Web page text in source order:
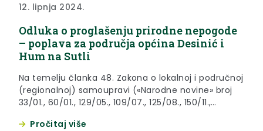
12. lipnja 2024.
Odluka o proglašenju prirodne nepogode
– poplava za područja općina Desinić i
Hum na Sutli
Na temelju članka 48. Zakona o lokalnoj i područnoj
(regionalnoj) samoupravi («Narodne novine» broj
33/01., 60/01., 129/05., 109/07., 125/08., 150/11.,
23. Zakona o ublažavanju i uklanjanju posljedica
Pročitaj više